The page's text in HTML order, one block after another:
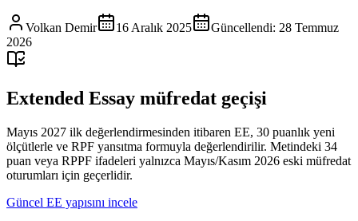
Volkan Demir 16 Aralık 2025 Güncellendi: 28 Temmuz
2026
Extended Essay müfredat geçişi
Mayıs 2027 ilk değerlendirmesinden itibaren EE, 30 puanlık yeni
ölçütlerle ve RPF yansıtma formuyla değerlendirilir. Metindeki 34
puan veya RPPF ifadeleri yalnızca Mayıs/Kasım 2026 eski müfredat
oturumları için geçerlidir.
Güncel EE yapısını incele